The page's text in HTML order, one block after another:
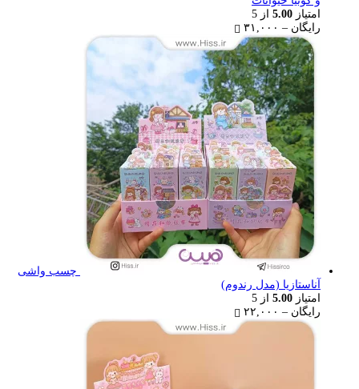
امتیاز 5.00 از 5
رایگان – ۳۱,۰۰۰
range:
رایگان
through
۳۱,۰۰۰ تومان
چسب واشی
آناستازیا (مدل رندوم)
امتیاز 5.00 از 5
رایگان – ۲۲,۰۰۰
range:
رایگان